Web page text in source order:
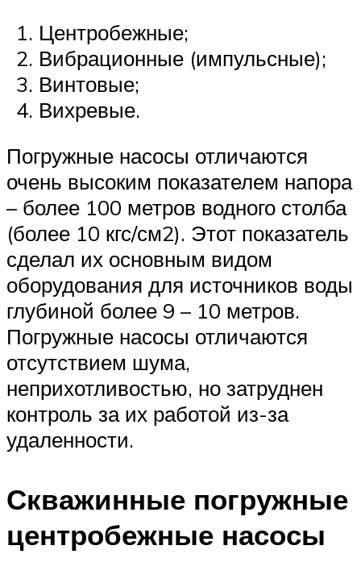
Центробежные;
Вибрационные (импульсные);
Винтовые;
Вихревые.
Погружные насосы отличаются
очень высоким показателем напора
– более 100 метров водного столба
(более 10 кгс/см2). Этот показатель
сделал их основным видом
оборудования для источников воды
глубиной более 9 – 10 метров.
Погружные насосы отличаются
отсутствием шума,
неприхотливостью, но затруднен
контроль за их работой из-за
удаленности.
Скважинные погружные
центробежные насосы